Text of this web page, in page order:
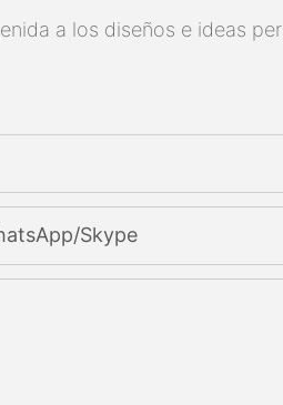
a los diseños e ideas
Skype